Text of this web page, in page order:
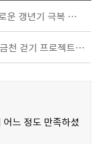
2025년 5060세대 [슬기로운 갱년기 극복 프로젝트] 참가자 모집
모두가 건강한 좋은도시 「금천 걷기 프로젝트」 참여자 모집
느 정도 만족하셨